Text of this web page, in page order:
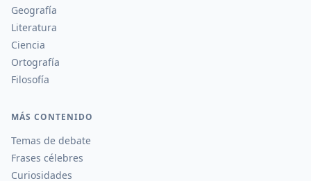
Geografía
Literatura
Ciencia
Ortografía
Filosofía
MÁS CONTENIDO
Temas de debate
Frases célebres
Curiosidades